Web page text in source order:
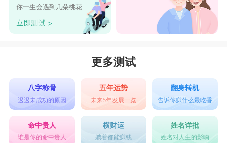
你一生会遇到几朵桃花
更多测试
八字称骨
迟迟未成功的原因
五年运势
未来5年发展一览
翻身转机
告诉你赚什么最吃香
命中贵人
谁是你的命中贵人
横财运
躺着都能赚钱
姓名详批
姓名对人生的影响